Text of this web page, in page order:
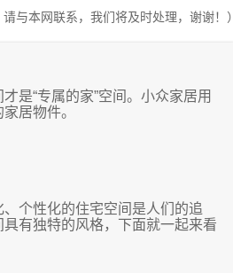
与本网联系，我们将及时处理，谢谢！）
是“专属的家”空间。小众家居用
居物件。
以现代创意设计，打造了吐司的
红、姜黄等，还设计了长凳和短
个性化的住宅空间是人们的追
有独特的风格，下面就一起来看